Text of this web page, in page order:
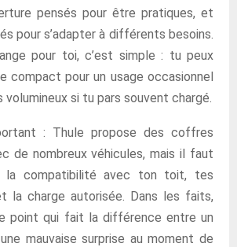
pensés pour être pratiques, et
pour s’adapter à différents besoins.
pour toi, c’est simple : tu peux
compact pour un usage occasionnel
si tu pars souvent chargé.
: Thule propose des coffres
de nombreux véhicules, mais il faut
la compatibilité avec ton toit, tes
la charge autorisée. Dans les faits,
point qui fait la différence entre un
mauvaise surprise au moment de